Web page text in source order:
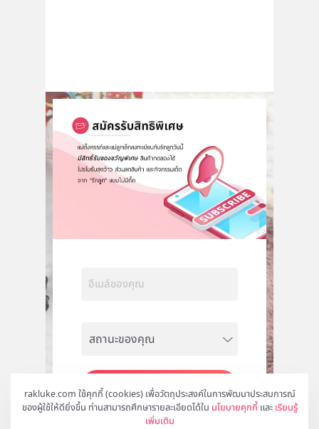
rakluke.com ใช้คุกกี้ (cookies) เพื่อวัตถุประสงค์ในการพัฒนาประสบการณ์
ของผู้ใช้ให้ดียิ่งขึ้น ท่านสามารถศึกษารายละเอียดได้ใน นโยบายคุกกี้ และ เรียนรู้
เพิ่มเติม
สมัคร